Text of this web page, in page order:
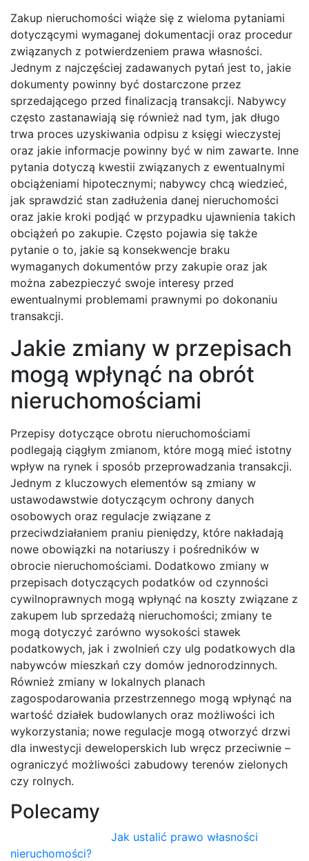
Zakup nieruchomości wiąże się z wieloma pytaniami
dotyczącymi wymaganej dokumentacji oraz procedur
związanych z potwierdzeniem prawa własności.
Jednym z najczęściej zadawanych pytań jest to, jakie
dokumenty powinny być dostarczone przez
sprzedającego przed finalizacją transakcji. Nabywcy
często zastanawiają się również nad tym, jak długo
trwa proces uzyskiwania odpisu z księgi wieczystej
oraz jakie informacje powinny być w nim zawarte. Inne
pytania dotyczą kwestii związanych z ewentualnymi
obciążeniami hipotecznymi; nabywcy chcą wiedzieć,
jak sprawdzić stan zadłużenia danej nieruchomości
oraz jakie kroki podjąć w przypadku ujawnienia takich
obciążeń po zakupie. Często pojawia się także
pytanie o to, jakie są konsekwencje braku
wymaganych dokumentów przy zakupie oraz jak
można zabezpieczyć swoje interesy przed
ewentualnymi problemami prawnymi po dokonaniu
transakcji.
Jakie zmiany w przepisach
mogą wpłynąć na obrót
nieruchomościami
Przepisy dotyczące obrotu nieruchomościami
podlegają ciągłym zmianom, które mogą mieć istotny
wpływ na rynek i sposób przeprowadzania transakcji.
Jednym z kluczowych elementów są zmiany w
ustawodawstwie dotyczącym ochrony danych
osobowych oraz regulacje związane z
przeciwdziałaniem praniu pieniędzy, które nakładają
nowe obowiązki na notariuszy i pośredników w
obrocie nieruchomościami. Dodatkowo zmiany w
przepisach dotyczących podatków od czynności
cywilnoprawnych mogą wpłynąć na koszty związane z
zakupem lub sprzedażą nieruchomości; zmiany te
mogą dotyczyć zarówno wysokości stawek
podatkowych, jak i zwolnień czy ulg podatkowych dla
nabywców mieszkań czy domów jednorodzinnych.
Również zmiany w lokalnych planach
zagospodarowania przestrzennego mogą wpłynąć na
wartość działek budowlanych oraz możliwości ich
wykorzystania; nowe regulacje mogą otworzyć drzwi
dla inwestycji deweloperskich lub wręcz przeciwnie –
ograniczyć możliwości zabudowy terenów zielonych
czy rolnych.
Polecamy
Jak ustalić prawo własności
nieruchomości?